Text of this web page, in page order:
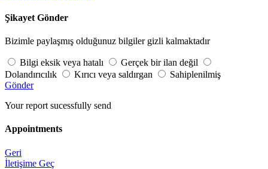
Şikayet Gönder
Bizimle paylaşmış olduğunuz bilgiler gizli kalmaktadır
Bilgi eksik veya hatalı
Gerçek bir ilan değil
Dolandırıcılık
Kırıcı veya saldırgan
Sahiplenilmiş
Gönder
Your report sucessfully send
Appointments
Geri
İletişime Geç